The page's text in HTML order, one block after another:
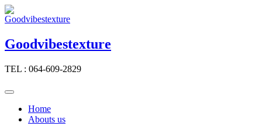
Skip
to
Goodvibestexture
TEL : 064-609-2829
Home
Abouts us